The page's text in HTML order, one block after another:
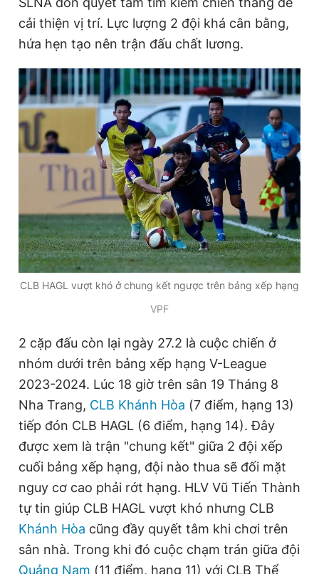
cải thiện vị trí. Lực lượng 2 đội khá cân bằng,
hứa hẹn tạo nên trận đấu chất lương.
CLB HAGL vượt khó ở chung kết ngược trên bảng xếp hạng
VPF
2 cặp đấu còn lại ngày 27.2 là cuộc chiến ở
nhóm dưới trên bảng xếp hạng V-League
2023-2024. Lúc 18 giờ trên sân 19 Tháng 8
Nha Trang, CLB Khánh Hòa (7 điểm, hạng 13)
tiếp đón CLB HAGL (6 điểm, hạng 14). Đây
được xem là trận "chung kết" giữa 2 đội xếp
cuối bảng xếp hạng, đội nào thua sẽ đối mặt
nguy cơ cao phải rớt hạng. HLV Vũ Tiến Thành
tự tin giúp CLB HAGL vượt khó nhưng CLB
Khánh Hòa cũng đầy quyết tâm khi chơi trên
sân nhà. Trong khi đó cuộc chạm trán giữa đội
Quảng Nam (11 điểm, hạng 11) với CLB Thể